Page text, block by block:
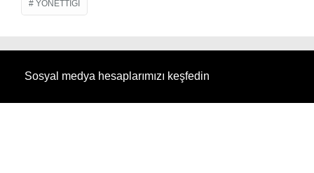
YÖNETTIĞI
Sosyal medya hesaplarımızı keşfedin